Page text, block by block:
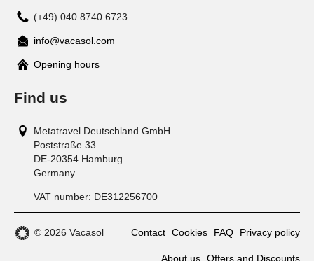
(+49) 040 8740 6723
info@vacasol.com
Opening hours
Find us
Metatravel Deutschland GmbH
Poststraße 33
DE-20354 Hamburg
Germany
VAT number: DE312256700
© 2026 Vacasol Contact Cookies FAQ Privacy policy
About us Offers and Discounts